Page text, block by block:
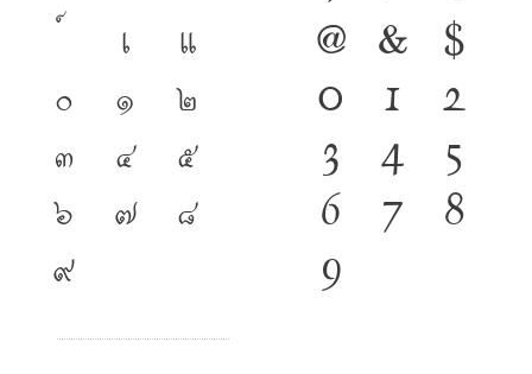
เ
แ
๐
๑
๒
๓
๔
๕
๖
๗
๘
๙
@ & $
0
1
2
3
4
5
6
7
8
9